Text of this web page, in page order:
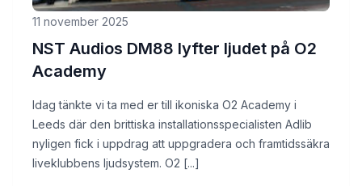
11 november 2025
NST Audios DM88 lyfter ljudet på O2
Academy
Idag tänkte vi ta med er till ikoniska O2 Academy i
Leeds där den brittiska installationsspecialisten Adlib
nyligen fick i uppdrag att uppgradera och framtidssäkra
liveklubbens ljudsystem. O2 [...]